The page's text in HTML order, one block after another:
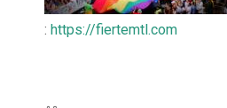
: https://fiertemtl.com